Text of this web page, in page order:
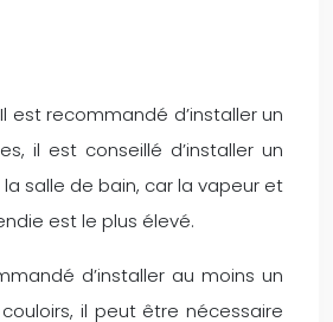
recommandé d’installer un
il est conseillé d’installer un
salle de bain, car la vapeur et
est le plus élevé.
d’installer au moins un
il peut être nécessaire